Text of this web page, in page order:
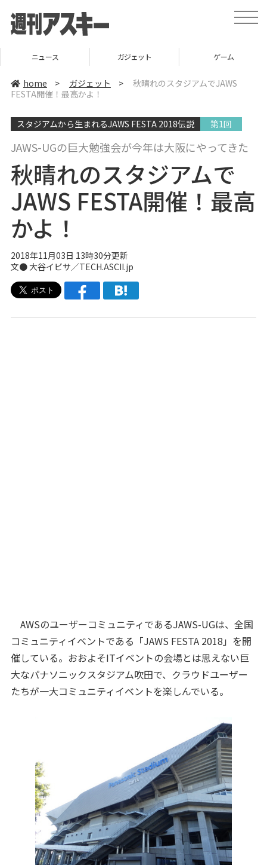
t
o
n
ニュース ガジェット ゲーム
home > ガジェット >
秋晴れのスタジアムでJAWS
FESTA開催！最高かよ！
スタジアムから生まれるJAWS FESTA 2018伝説 第1回
JAWS-UGの巨大勉強会が今年は大阪にやってきた
秋晴れのスタジアムで
JAWS FESTA開催！最高
かよ！
2018年11月03日 13時30分更新
文● 大谷イビサ／TECH.ASCII.jp
AWSのユーザーコミュニティであるJAWS-UGは、全国
コミュニティイベントである「JAWS FESTA 2018」を開
催している。おおよそITイベントの会場とは思えない巨
大なパナソニックスタジアム吹田で、クラウドユーザー
たちが一大コミュニティイベントを楽しんでいる。